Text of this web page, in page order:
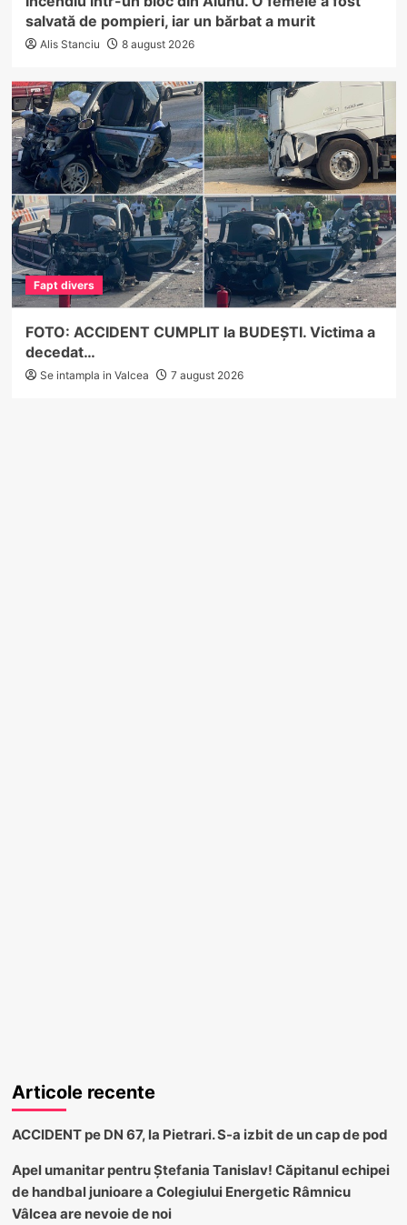
salvată de pompieri, iar un bărbat a murit
Alis Stanciu 8 august 2026
Fapt divers
FOTO: ACCIDENT CUMPLIT la BUDEȘTI. Victima a
decedat…
Se intampla in Valcea 7 august 2026
Articole recente
ACCIDENT pe DN 67, la Pietrari. S-a izbit de un cap de pod
Apel umanitar pentru Ștefania Tanislav! Căpitanul echipei
de handbal junioare a Colegiului Energetic Râmnicu
Vâlcea are nevoie de noi